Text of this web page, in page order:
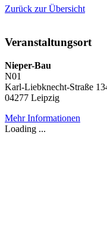
Zurück zur Übersicht
Veranstaltungsort
Nieper-Bau
N01
Karl-Liebknecht-Straße
04277 Leipzig
Mehr Informationen
Loading ...